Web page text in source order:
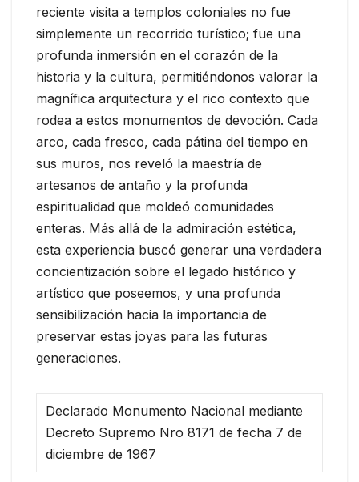
reciente visita a templos coloniales no fue
simplemente un recorrido turístico; fue una
profunda inmersión en el corazón de la
historia y la cultura, permitiéndonos valorar la
magnífica arquitectura y el rico contexto que
rodea a estos monumentos de devoción. Cada
arco, cada fresco, cada pátina del tiempo en
sus muros, nos reveló la maestría de
artesanos de antaño y la profunda
espiritualidad que moldeó comunidades
enteras. Más allá de la admiración estética,
esta experiencia buscó generar una verdadera
concientización sobre el legado histórico y
artístico que poseemos, y una profunda
sensibilización hacia la importancia de
preservar estas joyas para las futuras
generaciones.
Declarado Monumento Nacional mediante
Decreto Supremo Nro 8171 de fecha 7 de
diciembre de 1967